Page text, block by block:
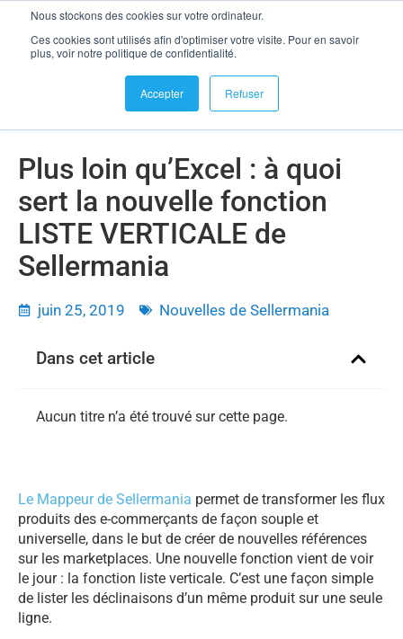
Nous stockons des cookies sur votre ordinateur.
Ces cookies sont utilisés afin d'optimiser votre visite. Pour en savoir
plus, voir notre politique de confidentialité.
Accepter Refuser
se connecter
Plus loin qu’Excel : à quoi sert la nouvelle fonction LISTE
VERTICALE de Sellermania
Plus loin qu’Excel : à quoi
sert la nouvelle fonction
LISTE VERTICALE de
Sellermania
juin 25, 2019 Nouvelles de Sellermania
Dans cet article
Aucun titre n’a été trouvé sur cette page.
Le Mappeur de Sellermania permet de transformer les flux
produits des e-commerçants de façon souple et
universelle, dans le but de créer de nouvelles références
sur les marketplaces. Une nouvelle fonction vient de voir
le jour : la fonction liste verticale. C’est une façon simple
de lister les déclinaisons d’un même produit sur une seule
ligne.